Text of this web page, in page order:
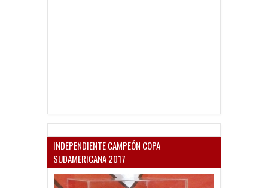
INDEPENDIENTE CAMPEÓN COPA
SUDAMERICANA 2017